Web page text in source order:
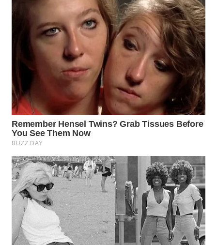
WN
SAMOSIR
PADANG
LAWAS
WN
SUMEDANG
WN
CIANJUR
WN
KEPULAUAN
WN